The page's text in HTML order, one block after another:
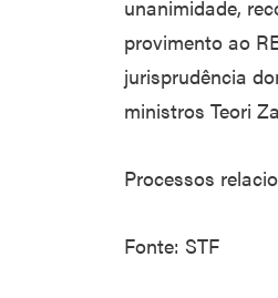
unanimidade,
provimento ao
jurisprudência
ministros Teori
Processos
Fonte: STF